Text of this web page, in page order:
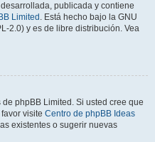
publicada y contiene
Limited . Está hecho bajo la GNU
2.0) y es de libre distribución. Vea
phpBB Limited. Si usted cree que
visite Centro de phpBB Ideas
existentes o sugerir nuevas